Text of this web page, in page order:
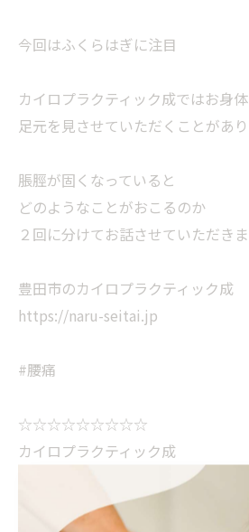
今回はふくらはぎに注目
カイロプラクティック成ではお身
足元を見させていただくことがあり
脹脛が固くなっていると
どのようなことがおこるのか
２回に分けてお話させていただきま
豊田市のカイロプラクティック成
https://naru-seitai.jp
#腰痛
☆☆☆☆☆☆☆☆☆
カイロプラクティック成
〒470-0307